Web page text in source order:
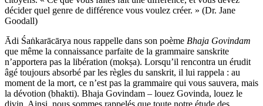
décider quel genre de différence vous voulez créer. » (Dr. Jane
Goodall)
Ādi Śaṅkarācārya nous rappelle dans son poème Bhaja Govindam
que même la connaissance parfaite de la grammaire sanskrite
n’apportera pas la libération (mokṣa). Lorsqu’il rencontra un érudit
âgé toujours absorbé par les règles du sanskrit, il lui rappela : au
moment de la mort, ce n’est pas la grammaire qui vous sauvera, mais
la dévotion (bhakti). Bhaja Govindam – louez Govinda, louez le
divin. Ainsi, nous sommes rappelés que toute notre étude des